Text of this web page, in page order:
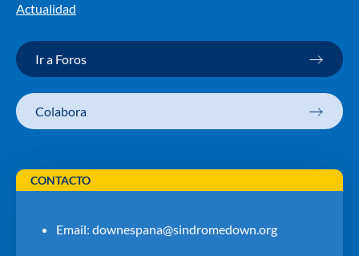
Actualidad
Ir a Foros
Colabora
CONTACTO
Email: downespana@sindromedown.org